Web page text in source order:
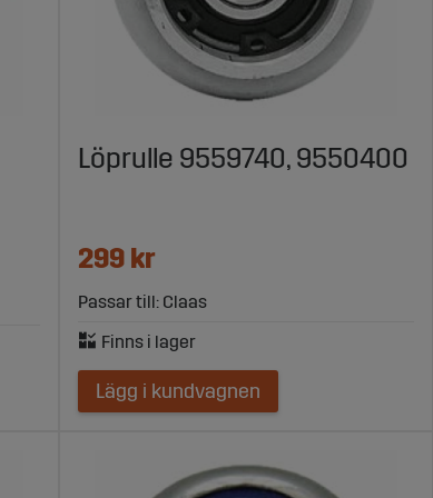
Löprulle 9559740, 9550400
299 kr
Passar till: Claas
Lägg i kundvagnen